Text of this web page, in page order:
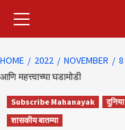
HOME 2022 NOVEMBER 8
आणि महत्त्वाच्या घडामोडी
Subscribe Mahanayak दुनिया
शासकीय बातम्या